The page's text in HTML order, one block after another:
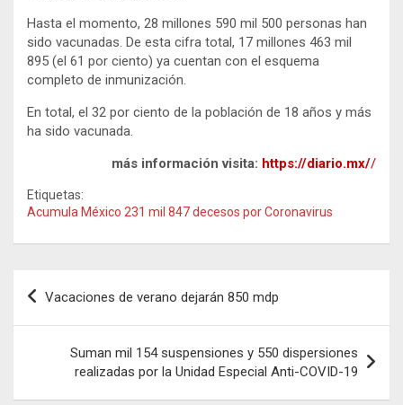
Hasta el momento, 28 millones 590 mil 500 personas han
sido vacunadas. De esta cifra total, 17 millones 463 mil
895 (el 61 por ciento) ya cuentan con el esquema
completo de inmunización.
En total, el 32 por ciento de la población de 18 años y más
ha sido vacunada.
más información visita: https://diario.mx//
Etiquetas:
Acumula México 231 mil 847 decesos por Coronavirus
Navegación
entradas
Vacaciones de verano dejarán 850 mdp
Suman mil 154 suspensiones y 550 dispersiones
realizadas por la Unidad Especial Anti-COVID-19